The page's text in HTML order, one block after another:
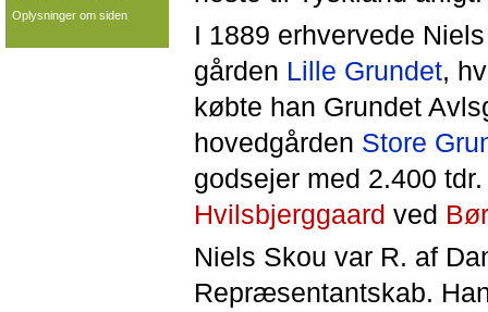
I 1889 erhvervede
gården Lille Grundet,
købte han Grundet
hovedgården Store
godsejer med 2.400
Hvilsbjerggaard ved
Niels Skou var R. af
Repræsentantskab.
Oplysninger om siden